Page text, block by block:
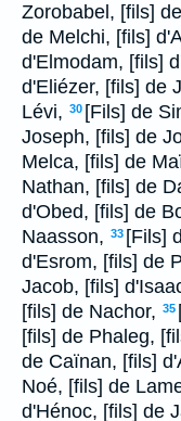
Zorobabel, [fils]
de Melchi, [fils]
d'Elmodam, [fils]
d'Eliézer, [fils] de
Lévi, 30 [Fils] de
Joseph, [fils] de
Melca, [fils] de
Nathan, [fils] de
d'Obed, [fils] de
Naasson, 33 [Fils]
d'Esrom, [fils] de
Jacob, [fils]
[fils] de Nachor, 35
[fils] de Phaleg,
de Caïnan, [fils]
Noé, [fils] de
d'Hénoc, [fils] de